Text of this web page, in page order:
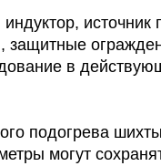
защитные
в
подогрева
могут